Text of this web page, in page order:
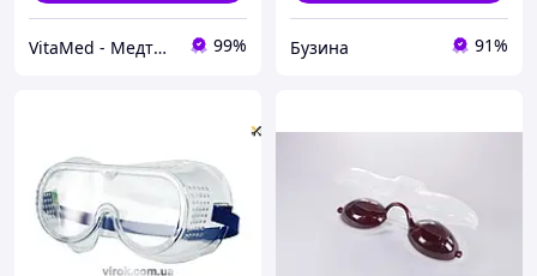
VitaMed - Медтехніка для дому, товари для здоров'я та краси! 99% Бузина 91%